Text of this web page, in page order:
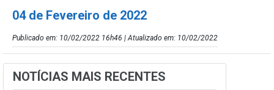
04 de Fevereiro de 2022
Publicado em: 10/02/2022 16h46 | Atualizado em: 10/02/2022
NOTÍCIAS MAIS RECENTES